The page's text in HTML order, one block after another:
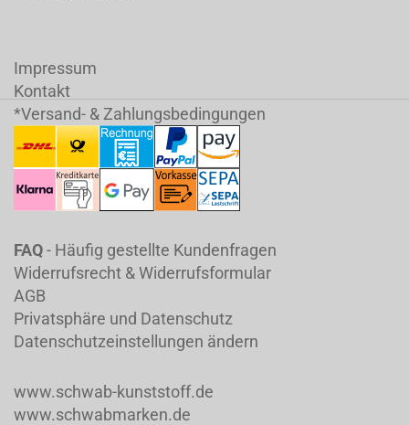
Impressum
Kontakt
*Versand- & Zahlungsbedingungen
FAQ- Häufig gestellte Kundenfragen
Widerrufsrecht & Widerrufsformular
AGB
Privatsphäre und Datenschutz
Datenschutzeinstellungen ändern
www.schwab-kunststoff.de
www.schwabmarken.de